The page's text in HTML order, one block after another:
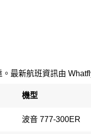
最新航班資訊由
機型
波音 777-300ER